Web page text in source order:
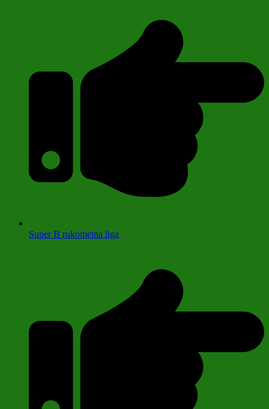
Super B rukometna liga